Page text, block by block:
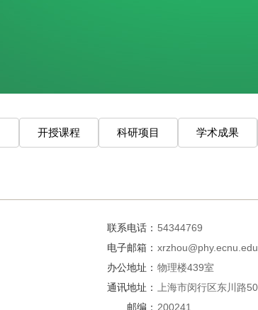
开授课程 科研项目 学术成果
联系电话： 54344769
电子邮箱：
办公地址： 物理楼439室
通讯地址：
上海市闵行区东川路
邮编： 200241